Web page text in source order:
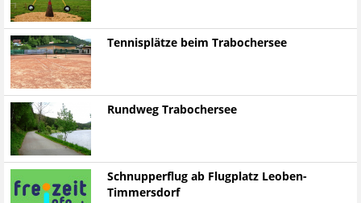
Tennisplätze beim Trabochersee
Rundweg Trabochersee
Schnupperflug ab Flugplatz Leoben-
Timmersdorf